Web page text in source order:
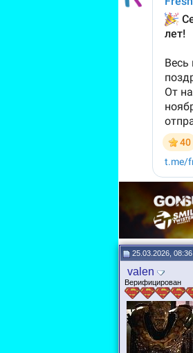
25.03.2026, 08:36
valen
Верифицирован